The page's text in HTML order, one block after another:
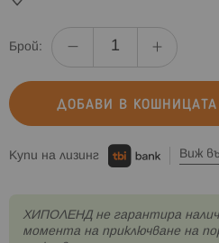
Брой:
ДОБАВИ В КОШНИЦАТА
Купи на лизинг Виж
XИПОЛЕНД не гарантира
момента на приключване на